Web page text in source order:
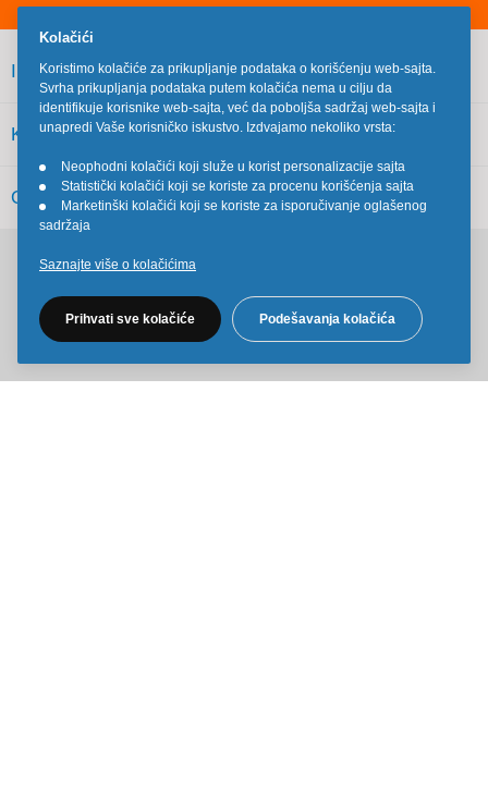
INFORMACIJE
KORISNIČKI SERVIS
OSTALO
Kolačići
Koristimo kolačiće za prikupljanje podataka o korišćenju web-sajta.
Svrha prikupljanja podataka putem kolačića nema u cilju da
identifikuje korisnike web-sajta, već da poboljša sadržaj web-sajta i
unapredi Vaše korisničko iskustvo. Izdvajamo nekoliko vrsta:
•
Neophodni kolačići koji služe u korist personalizacije sajta
•
Statistički kolačići koji se koriste za procenu korišćenja sajta
•
Marketinški kolačići koji se koriste za isporučivanje oglašenog
sadržaja
Saznajte više o kolačićima
Prihvati sve kolačiće Podešavanja kolačića